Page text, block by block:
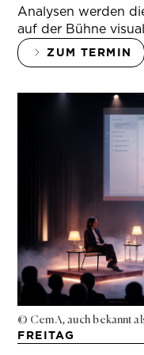
Analysen werden
auf der Bühne
ZUM TERMIN
© Cem A, auch bekannt
FREITAG